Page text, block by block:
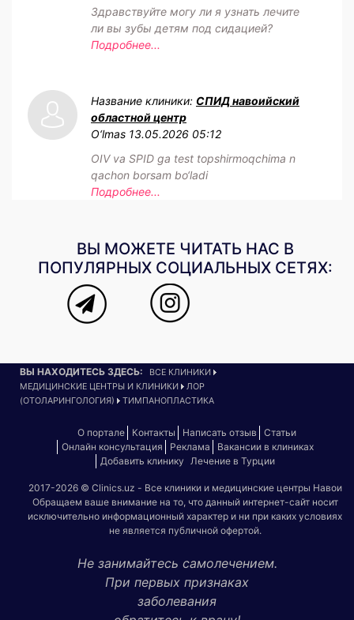
Здравствуйте могу ли я узнать лечите
ли вы зубы детям под сидацией?
Подробнее...
Название клиники: СПИД навоийский
областной центр
O‘lmas 13.05.2026 05:12
OIV va SPID ga test topshirmoqchima n
qachon borsam bo‘ladi
Подробнее...
ВЫ МОЖЕТЕ ЧИТАТЬ НАС В
ПОПУЛЯРНЫХ СОЦИАЛЬНЫХ СЕТЯХ:
ВЫ НАХОДИТЕСЬ ЗДЕСЬ:
ВСЕ КЛИНИКИ
МЕДИЦИНСКИЕ ЦЕНТРЫ И КЛИНИКИ
ЛОР
(ОТОЛАРИНГОЛОГИЯ)
ТИМПАНОПЛАСТИКА
О портале Контакты Написать отзыв
Статьи
Онлайн консультация
Реклама
Вакансии в клиниках
Добавить клинику
Лечение в Турции
2017-2026 © Clinics.uz - Все клиники и медицинские центры Навои
Обращаем ваше внимание на то, что данный интернет-сайт носит
исключительно информационный характер и ни при каких условиях
не является публичной офертой.
Не занимайтесь самолечением.
При первых признаках
заболевания